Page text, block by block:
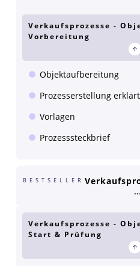
Verkaufsprozesse -
Vorbereitung
Objektaufbereitung
Prozesserstellung erklärt
Vorlagen
Prozesssteckbrief
BESTSELLER
Verkaufsprozesse -
Start & Prüfung